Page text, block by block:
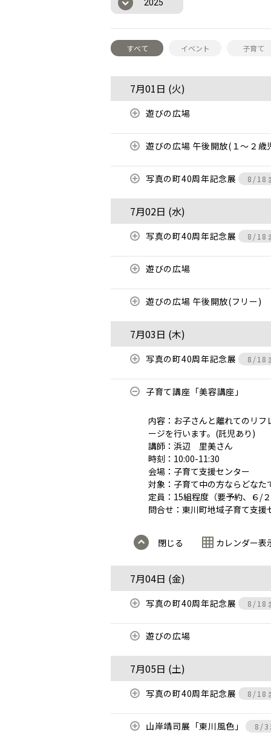
2025
すべて イベント 子育て
7月01日 (火)
遊びの広場
遊びの広場 午後開放(１～２歳
写真の町40周年記念展 8/18
7月02日 (水)
写真の町40周年記念展 8/18
遊びの広場
遊びの広場 午後開放(フリー)
7月03日 (木)
写真の町40周年記念展 8/18
子育て講座「美容講座」
内容：お子さんと離れてのリ
ージを行います。(託児あり)
講師：浜辺 里美さん
時刻：10:00-11:30
会場：子育て支援センター
対象：子育て中の方ならどなた
定員：15組程度（要予約、６/２
問合せ：東川町地域子育て支
閉じる カレンダー表
7月04日 (金)
写真の町40周年記念展 8/18
遊びの広場
7月05日 (土)
写真の町40周年記念展 8/18
山岸靖司展「東川風色」 8/3